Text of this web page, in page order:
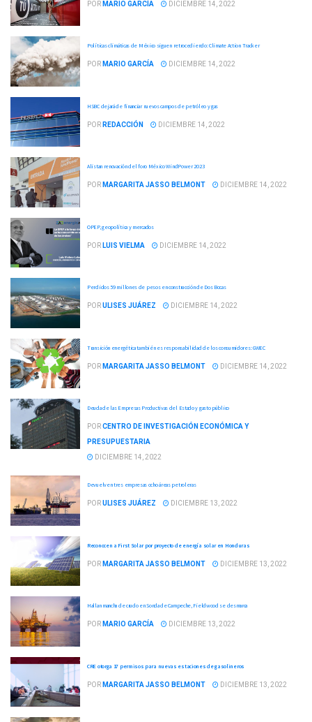
POR MARIO GARCÍA DICIEMBRE 14, 2022
Políticas climáticas de México siguen retrocediendo: Climate Action Tracker
POR MARIO GARCÍA DICIEMBRE 14, 2022
HSBC dejará de financiar nuevos campos de petróleo y gas
POR REDACCIÓN DICIEMBRE 14, 2022
Alistan renovación del foro México WindPower 2023
POR MARGARITA JASSO BELMONT DICIEMBRE 14, 2022
OPEP, geopolítica y mercados
POR LUIS VIELMA DICIEMBRE 14, 2022
Perdidos 59 millones de pesos en construcción de Dos Bocas
PORULISES JUÁREZ DICIEMBRE 14, 2022
Transición energética también es responsabilidad de los consumidores: GWEC
POR MARGARITA JASSO BELMONT DICIEMBRE 14, 2022
Deuda de las Empresas Productivas del Estado y gasto público
PORCENTRO DE INVESTIGACIÓN ECONÓMICA Y
PRESUPUESTARIA
DICIEMBRE 14, 2022
Devuelven tres empresas ocho áreas petroleras
PORULISES JUÁREZ DICIEMBRE 13, 2022
Reconocen a First Solar por proyecto de energía solar en Honduras
POR MARGARITA JASSO BELMONT DICIEMBRE 13, 2022
Hallan mancha de crudo en Sonda de Campeche, Fieldwood se desmarca
POR MARIO GARCÍA DICIEMBRE 13, 2022
CRE otorga 17 permisos para nuevas estaciones de gasolineros
POR MARGARITA JASSO BELMONT DICIEMBRE 13, 2022